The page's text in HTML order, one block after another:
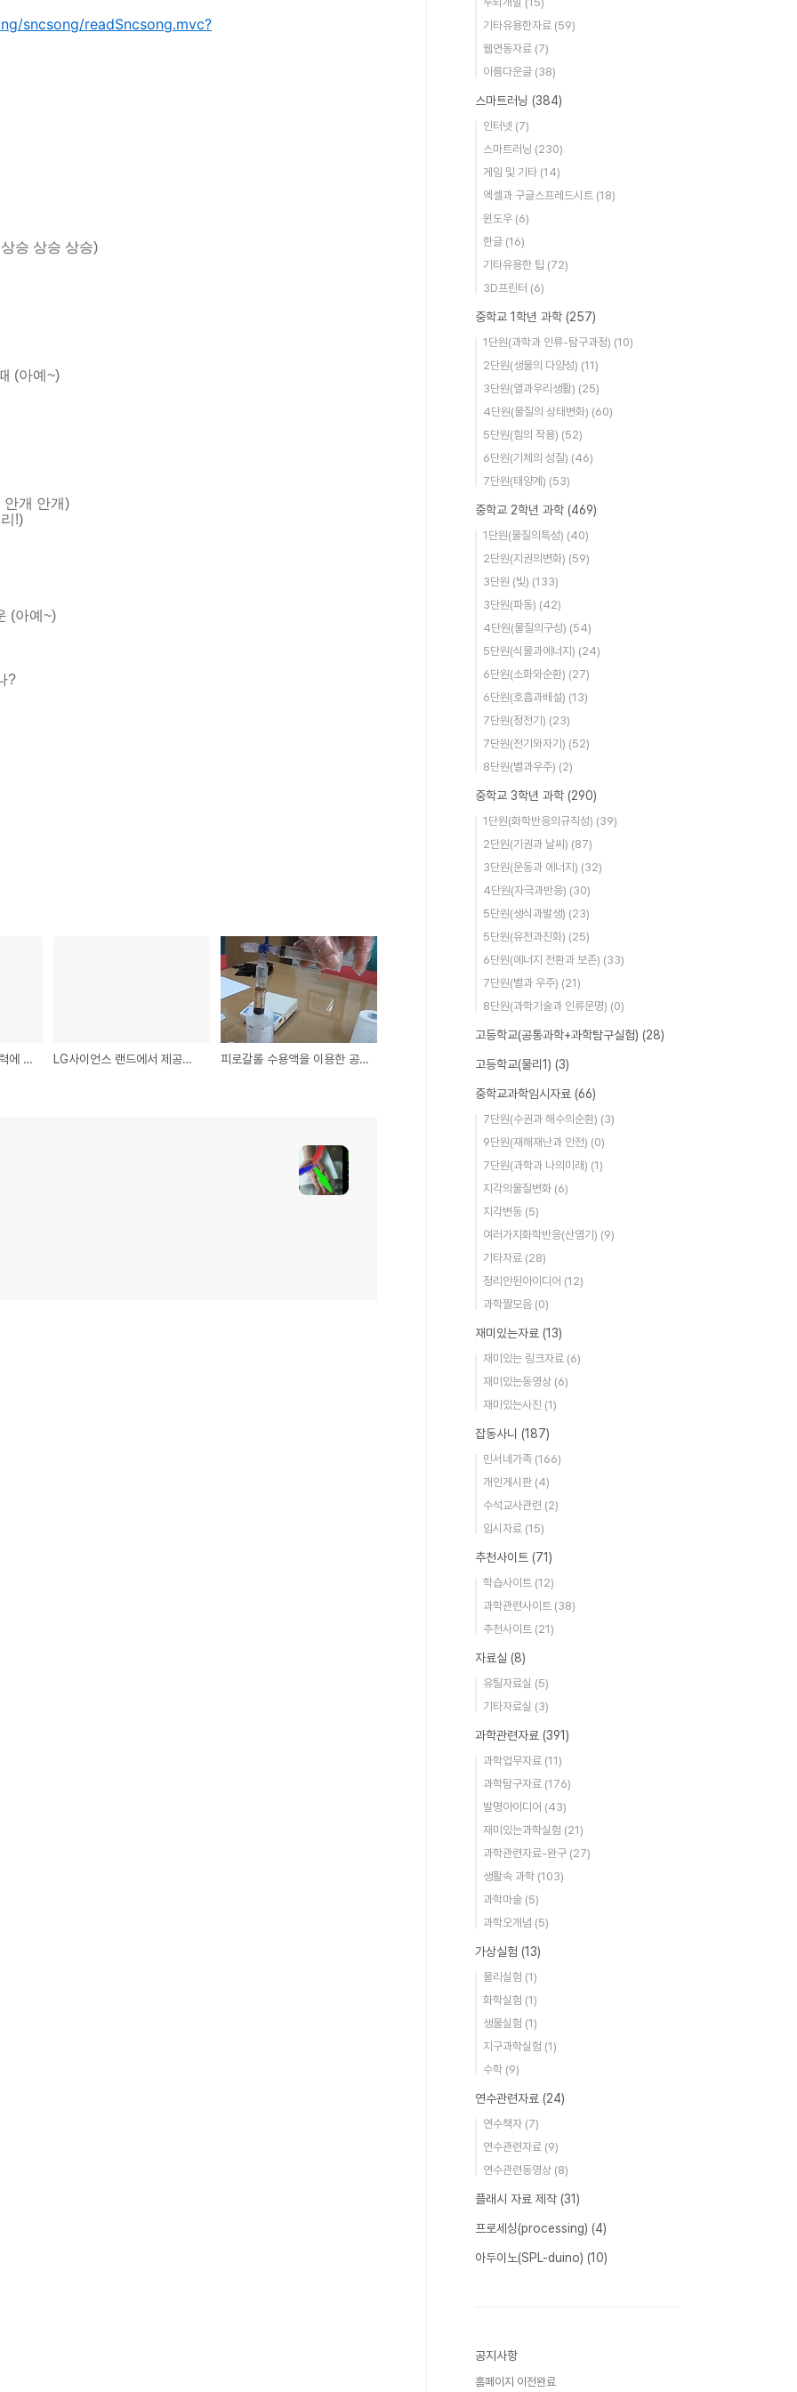
sncsong/readSncsong.mvc?
승 상승 상승)
(아예~)
안개 안개)
!)
(아예~)
?
지구자전의 증거 - 전향력에 대한 캐냐의 사기 LG사이언스 랜드에서 제공하는 과학송(단열변화송)-구름 피로갈롤 수용액을 이용한 공기중의 산소량 측정
기타유용한자료 (59)
웹연동자료 (7)
아름다운글 (38)
스마트러닝 (384)
인터넷 (7)
스마트러닝 (230)
게임 및 기타 (14)
엑셀과 구글스프레드시트 (18)
윈도우 (6)
한글 (16)
기타유용한 팁 (72)
3D프린터 (6)
중학교 1학년 과학 (257)
1단원(과학과 인류-탐구과정) (10)
2단원(생물의 다양성) (11)
3단원(열과우리생활) (25)
4단원(물질의 상태변화) (60)
5단원(힘의 작용) (52)
6단원(기체의 성질) (46)
7단원(태양계) (53)
중학교 2학년 과학 (469)
1단원(물질의특성) (40)
2단원(지권의변화) (59)
3단원 (빛) (133)
3단원(파동) (42)
4단원(물질의구성) (54)
5단원(식물과에너지) (24)
6단원(소화와순환) (27)
6단원(호흡과배설) (13)
7단원(정전기) (23)
7단원(전기와자기) (52)
8단원(별과우주) (2)
중학교 3학년 과학 (290)
1단원(화학반응의규칙성) (39)
2단원(기권과 날씨) (87)
3단원(운동과 에너지) (32)
4단원(자극과반응) (30)
5단원(생식과발생) (23)
5단원(유전과진화) (25)
6단원(에너지 전환과 보존) (33)
7단원(별과 우주) (21)
8단원(과학기술과 인류문명) (0)
고등학교(공통과학+과학탐구실험) (28)
고등학교(물리1) (3)
중학교과학임시자료 (66)
7단원(수권과 해수의순환) (3)
9단원(재해재난과 안전) (0)
7단원(과학과 나의미래) (1)
지각의물질변화 (6)
지각변동 (5)
여러가지화학반응(산염기) (9)
기타자료 (28)
정리안된아이디어 (12)
과학짤모음 (0)
재미있는자료 (13)
재미있는 링크자료 (6)
재미있는동영상 (6)
재미있는사진 (1)
잡동사니 (187)
민서네가족 (166)
개인게시판 (4)
수석교사관련 (2)
임시자료 (15)
추천사이트 (71)
학습사이트 (12)
과학관련사이트 (38)
추천사이트 (21)
자료실 (8)
유틸자료실 (5)
기타자료실 (3)
과학관련자료 (391)
과학업무자료 (11)
과학탐구자료 (176)
발명아이디어 (43)
재미있는과학실험 (21)
과학관련자료-완구 (27)
생활속 과학 (103)
과학마술 (5)
과학오개념 (5)
가상실험 (13)
물리실험 (1)
화학실험 (1)
생물실험 (1)
지구과학실험 (1)
수학 (9)
연수관련자료 (24)
연수책자 (7)
연수관련자료 (9)
연수관련동영상 (8)
플래시 자료 제작 (31)
프로세싱(processing) (4)
아두이노(SPL-duino) (10)
공지사항
홈페이지 이전완료